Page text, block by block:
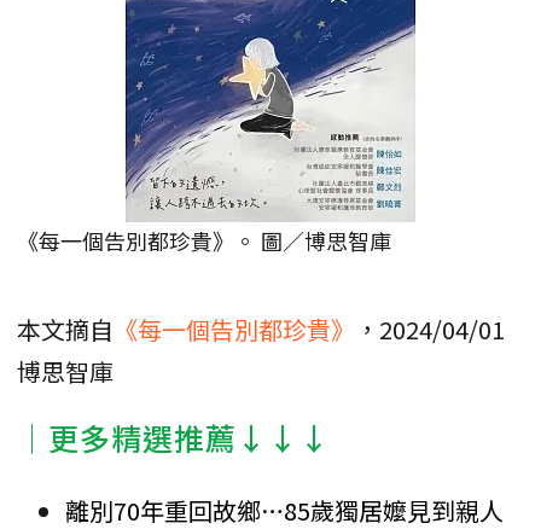
《每一個告別都珍貴》。 圖／博思智庫
本文摘自 《每一個告別都珍貴》
，2024/04/01
博思智庫
│更多精選推薦↓↓↓
離別70年重回故鄉…85歲獨居嬤見到親人